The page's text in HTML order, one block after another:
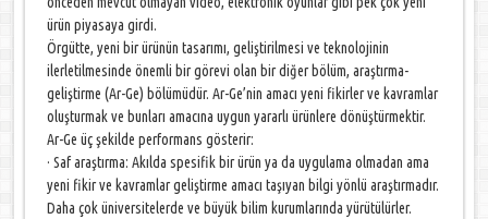
ürün piyasaya girdi.
Örgütte, yeni bir ürünün tasarımı, geliştirilmesi ve teknolojinin
ilerletilmesinde önemli bir görevi olan bir diğer bölüm, araştırma-
geliştirme (Ar-Ge) bölümüdür. Ar-Ge’nin amacı yeni fikirler ve kavramlar
oluşturmak ve bunları amacına uygun yararlı ürünlere dönüştürmektir.
Ar-Ge üç şekilde performans gösterir:
· Saf araştırma: Akılda spesifik bir ürün ya da uygulama olmadan ama
yeni fikir ve kavramlar geliştirme amacı taşıyan bilgi yönlü araştırmadır.
Daha çok üniversitelerde ve büyük bilim kurumlarında yürütülürler.